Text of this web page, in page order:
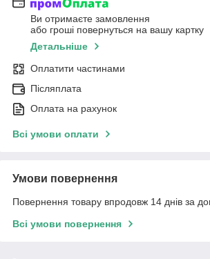
Ви отримаєте замовлення
або гроші повернуться на вашу картку
Детальніше
Оплатити частинами
Післяплата
Оплата на рахунок
Всі умови оплати
Умови повернення
Повернення товару впродовж 14 днів за
Всі умови повернення